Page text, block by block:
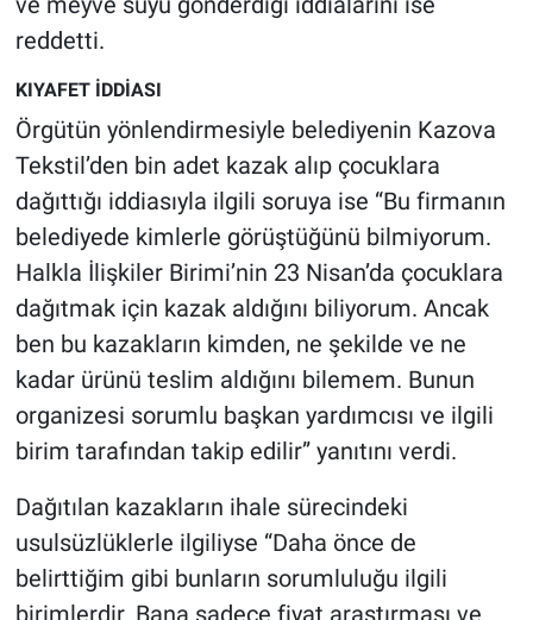
reddetti.
KIYAFET İDDİASI
Örgütün yönlendirmesiyle belediyenin Kazova
Tekstil’den bin adet kazak alıp çocuklara
dağıttığı iddiasıyla ilgili soruya ise “Bu firmanın
belediyede kimlerle görüştüğünü bilmiyorum.
Halkla İlişkiler Birimi’nin 23 Nisan’da çocuklara
dağıtmak için kazak aldığını biliyorum. Ancak
ben bu kazakların kimden, ne şekilde ve ne
kadar ürünü teslim aldığını bilemem. Bunun
organizesi sorumlu başkan yardımcısı ve ilgili
birim tarafından takip edilir” yanıtını verdi.
Dağıtılan kazakların ihale sürecindeki
usulsüzlüklerle ilgiliyse “Daha önce de
belirttiğim gibi bunların sorumluluğu ilgili
birimlerdir. Bana sadece fiyat araştırması ve